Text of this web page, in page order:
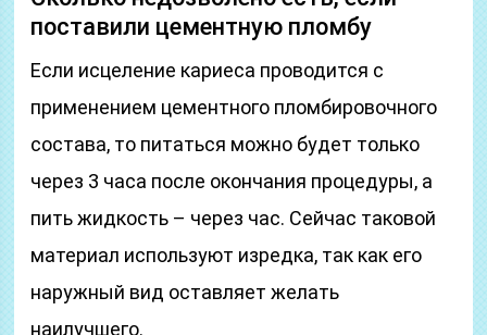
поставили цементную пломбу
Если исцеление кариеса проводится с
применением цементного пломбировочного
состава, то питаться можно будет только
через 3 часа после окончания процедуры, а
пить жидкость – через час. Сейчас таковой
материал используют изредка, так как его
наружный вид оставляет желать
наилучшего.